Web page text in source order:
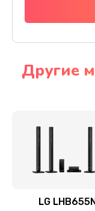
Ремонт /
Другие
LG